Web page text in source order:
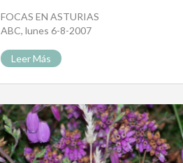
FOCAS EN ASTURIAS
ABC, lunes 6-8-2007
Leer Más